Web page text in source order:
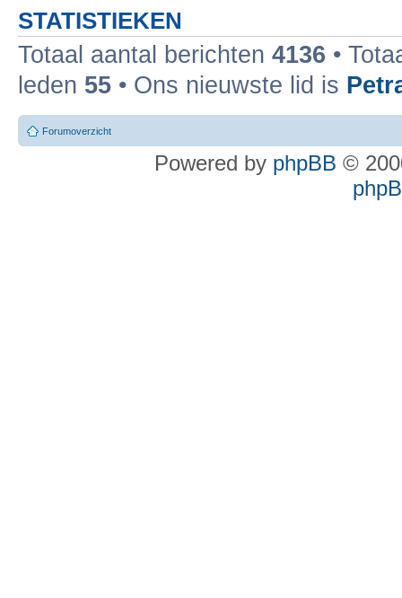
STATISTIEKEN
Totaal aantal berichten 4136 •
leden 55 • Ons nieuwste lid is
Forumoverzicht
Powered by phpBB ©